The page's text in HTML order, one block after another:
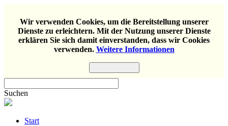
Wir verwenden Cookies, um die Bereitstellung unserer
Dienste zu erleichtern. Mit der Nutzung unserer Dienste
erklären Sie sich damit einverstanden, dass wir Cookies
verwenden. Weitere Informationen
Suchen
Start